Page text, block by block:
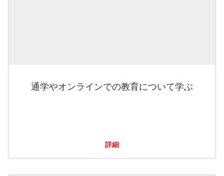
通学やオンラインでの教育について学ぶ
詳細